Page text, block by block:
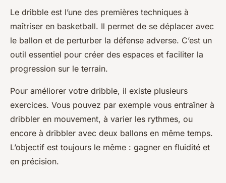
Le dribble est l’une des premières techniques à
maîtriser en basketball. Il permet de se déplacer avec
le ballon et de perturber la défense adverse. C’est un
outil essentiel pour créer des espaces et faciliter la
progression sur le terrain.
Pour améliorer votre dribble, il existe plusieurs
exercices. Vous pouvez par exemple vous entraîner à
dribbler en mouvement, à varier les rythmes, ou
encore à dribbler avec deux ballons en même temps.
L’objectif est toujours le même : gagner en fluidité et
en précision.